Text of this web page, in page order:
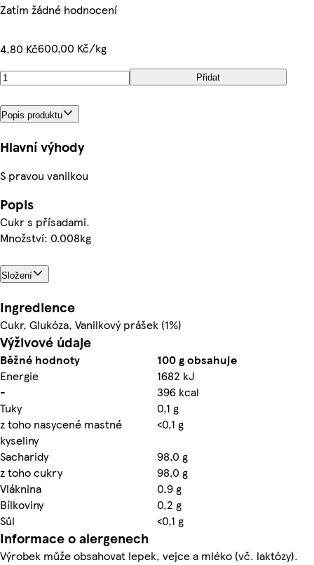
Zatím žádné hodnocení
4,80 Kč600,00 Kč/kg
Přidat
Popis produktu
Hlavní výhody
S pravou vanilkou
Popis
Cukr s přísadami.
Množství: 0.008kg
Složení
Ingredience
Cukr, Glukóza, Vanilkový prášek (1%)
Výživové údaje
Běžné hodnoty
100 g obsahuje
Energie
1682 kJ
-
396 kcal
Tuky
0,1 g
z toho nasycené mastné
kyseliny
<0,1 g
Sacharidy
98,0 g
z toho cukry
98,0 g
Vláknina
0,9 g
Bílkoviny
0,2 g
Sůl
<0,1 g
Informace o alergenech
Výrobek může obsahovat lepek, vejce a mléko (vč. laktózy).